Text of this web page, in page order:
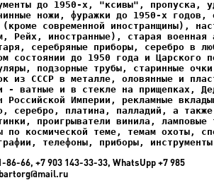
до 1950-х, "ксивы", пропуска,
- ватные и в стекле на прищепках,
телефоны, приборы,
86-66, +7 903 143-33-33, WhatsUpp +7 985